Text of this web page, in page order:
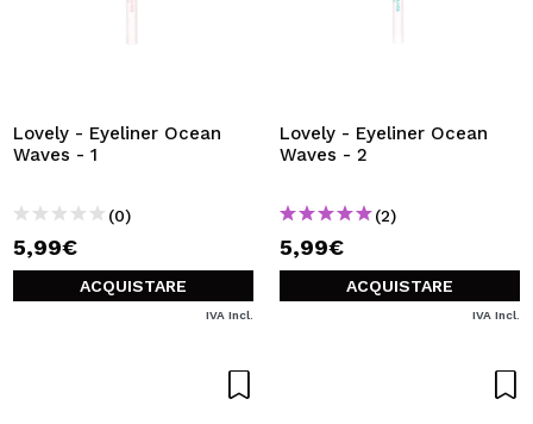
Lovely - Eyeliner Ocean
Waves - 1
(0)
5,99€
ACQUISTARE
IVA Incl.
Lovely - Eyeliner Ocean
Waves - 2
(2)
5,99€
ACQUISTARE
IVA Incl.